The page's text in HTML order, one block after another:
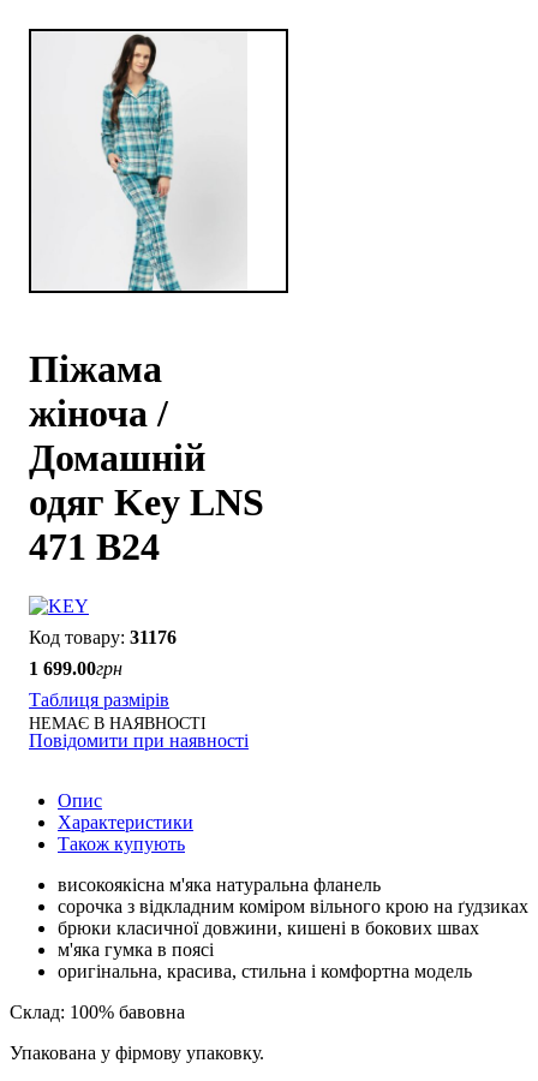
Піжама
жіноча /
Домашній
одяг Key LNS
471 B24
31176
1 699.00грн
Таблиця размірів
НЕМАЄ В НАЯВНОСТІ
Повідомити при наявності
Опис
Характеристики
Також купують
високоякісна м'яка натуральна фланель
сорочка з відкладним коміром вільного крою на ґудзиках
брюки класичної довжини, кишені в бокових швах
м'яка гумка в поясі
оригінальна, красива, стильна і комфортна модель
Склад: 100% бавовна
Упакована у фірмову упаковку.